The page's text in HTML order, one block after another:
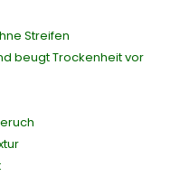
Streifen
beugt Trockenheit vor